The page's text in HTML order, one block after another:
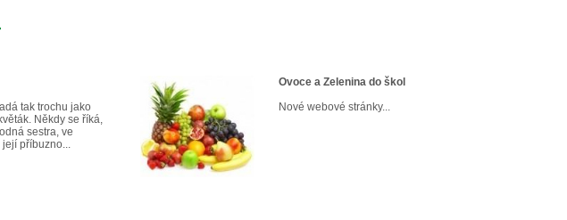
tak trochu jako
Někdy se říká,
sestra, ve
příbuzno...
Ovoce a Zelenina do škol
Nové webové stránky...